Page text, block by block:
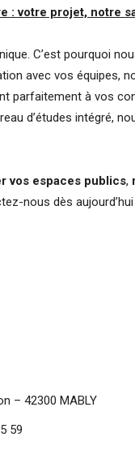
: votre projet, notre
C’est pourquoi
avec vos équipes,
parfaitement à vos
d’études intégré,
vos espaces publics,
nous dès
– 42300 MABLY
59